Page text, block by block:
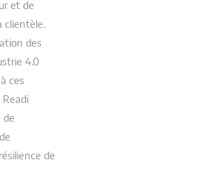
et de
clientèle.
des
4.0
ces
de
de